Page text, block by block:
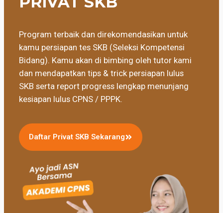
Program terbaik dan direkomendasikan untuk
kamu persiapan tes SKB (Seleksi Kompetensi
Bidang). Kamu akan di bimbing oleh tutor kami
dan mendapatkan tips & trick persiapan lulus
SKB serta report progress lengkap menunjang
kesiapan lulus CPNS / PPPK.
Daftar Privat SKB Sekarang